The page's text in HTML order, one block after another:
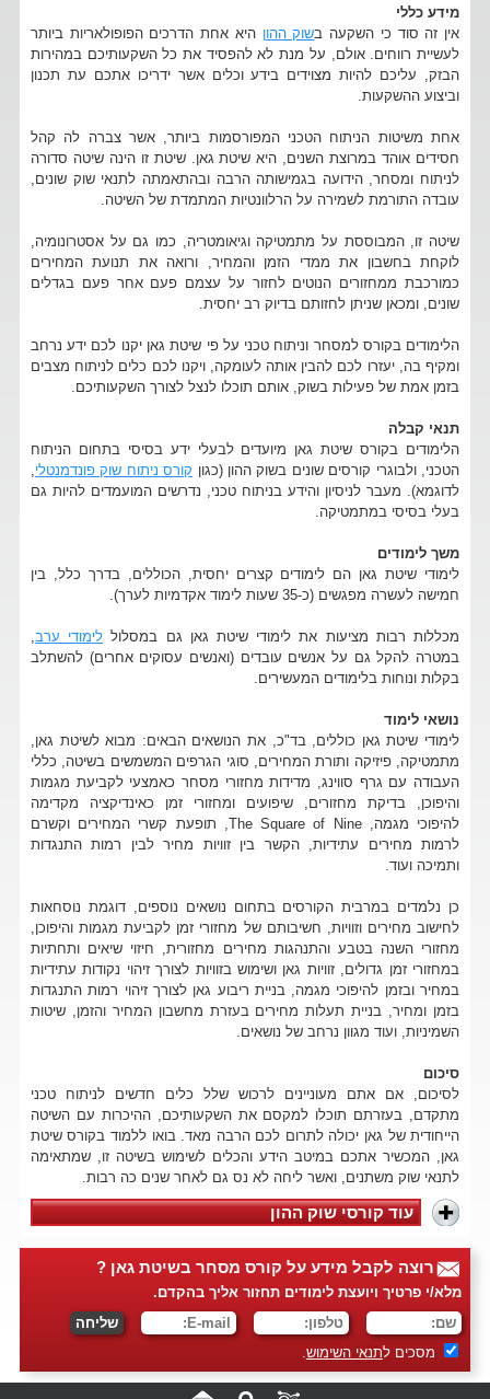
מידע כללי
אין זה סוד כי השקעה בשוק ההון היא אחת הדרכים הפופולאריות ביותר
לעשיית רווחים. אולם, על מנת לא להפסיד את כל השקעותיכם במהירות
הבזק, עליכם להיות מצוידים בידע וכלים אשר ידריכו אתכם עת תכנון
וביצוע ההשקעות.
אחת משיטות הניתוח הטכני המפורסמות ביותר, אשר צברה לה קהל
חסידים אוהד במרוצת השנים, היא שיטת גאן. שיטת זו הינה שיטה סדורה
לניתוח ומסחר, הידועה בגמישותה הרבה ובהתאמתה לתנאי שוק שונים,
עובדה התורמת לשמירה על הרלוונטיות המתמדת של השיטה.
שיטה זו, המבוססת על מתמטיקה וגיאומטריה, כמו גם על אסטרונומיה,
לוקחת בחשבון את ממדי הזמן והמחיר, ורואה את תנועת המחירים
כמורכבת ממחזורים הנוטים לחזור על עצמם פעם אחר פעם בגדלים
שונים, ומכאן שניתן לחזותם בדיוק רב יחסית.
הלימודים בקורס למסחר וניתוח טכני על פי שיטת גאן יקנו לכם ידע נרחב
ומקיף בה, יעזרו לכם להבין אותה לעומקה, ויקנו לכם כלים לניתוח מצבים
בזמן אמת של פעילות בשוק, אותם תוכלו לנצל לצורך השקעותיכם.
תנאי קבלה
הלימודים בקורס שיטת גאן מיועדים לבעלי ידע בסיסי בתחום הניתוח
הטכני, ולבוגרי קורסים שונים בשוק ההון (כגון קורס ניתוח שוק פונדמנטלי
לדוגמא). מעבר לניסיון והידע בניתוח טכני, נדרשים המועמדים להיות גם
בעלי בסיסי במתמטיקה.
משך לימודים
לימודי שיטת גאן הם לימודים קצרים יחסית, הכוללים, בדרך כלל, בין
חמישה לעשרה מפגשים (כ-35 שעות לימוד אקדמיות לערך).
מכללות רבות מציעות את לימודי שיטת גאן גם במסלול לימודי ערב
במטרה להקל גם על אנשים עובדים (ואנשים עסוקים אחרים) להשתלב
בקלות ונוחות בלימודים המעשירים.
נושאי לימוד
לימודי שיטת גאן כוללים, בד"כ, את הנושאים הבאים: מבוא לשיטת גאן,
מתמטיקה, פיזיקה ותורת המחירים, סוגי הגרפים המשמשים בשיטה, כללי
העבודה עם גרף סווינג, מדידות מחזורי מסחר כאמצעי לקביעת מגמות
והיפוכן, בדיקת מחזורים, שיפועים ומחזורי זמן כאינדיקציה מקדימה
להיפוכי מגמה, The Square of Nine, תופעת קשרי המחירים וקשרם
לרמות מחירים עתידיות, הקשר בין זוויות מחיר לבין רמות התנגדות
ותמיכה ועוד.
כן נלמדים במרבית הקורסים בתחום נושאים נוספים, דוגמת נוסחאות
לחישוב מחירים וזוויות, חשיבותם של מחזורי זמן לקביעת מגמות והיפוכן,
מחזורי השנה בטבע והתנהגות מחירים מחזורית, חיזוי שיאים ותחתיות
במחזורי זמן גדולים, זוויות גאן ושימוש בזוויות לצורך זיהוי נקודות עתידיות
במחיר ובזמן להיפוכי מגמה, בניית ריבוע גאן לצורך זיהוי רמות התנגדות
בזמן ומחיר, בניית תעלות מחירים בעזרת מחשבון המחיר והזמן, שיטות
השמיניות, ועוד מגוון נרחב של נושאים.
סיכום
לסיכום, אם אתם מעוניינים לרכוש שלל כלים חדשים לניתוח טכני
מתקדם, בעזרתם תוכלו למקסם את השקעותיכם, ההיכרות עם השיטה
הייחודית של גאן יכולה לתרום לכם הרבה מאד. בואו ללמוד בקורס שיטת
גאן, המכשיר אתכם במיטב הידע והכלים לשימוש בשיטה זו, שמתאימה
לתנאי שוק משתנים, ואשר ליחה לא נס גם לאחר שנים כה רבות.
עוד קורסי שוק ההון
רוצה לקבל מידע על קורס מסחר בשיטת גאן ?
מלא/י פרטיך ויועצת לימודים תחזור אליך בהקדם.
מסכים לתנאי השימוש